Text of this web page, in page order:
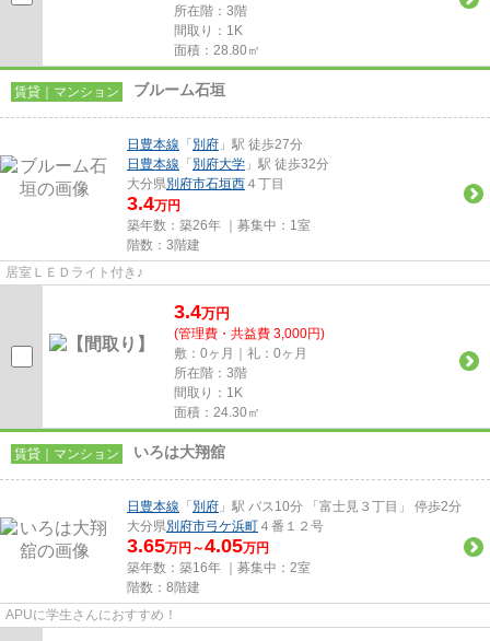
所在階：3階
間取り：1K
面積：28.80㎡
賃貸｜マンション ブルーム石垣
日豊本線 「 別府 」駅 徒歩27分
日豊本線 「 別府大学 」駅 徒歩32分
大分県別府市石垣西 ４丁目
3.4万円
築年数：築26年 ｜募集中： 1室
階数：3階建
居室ＬＥＤライト付き♪
3.4万円
(管理費・共益費 3,000円)
敷：0ヶ月｜礼：0ヶ月
所在階：3階
間取り：1K
面積：24.30㎡
賃貸｜マンション いろは大翔舘
日豊本線 「 別府 」駅 バス10分 「富士見３丁目」 停歩2分
大分県別府市弓ケ浜町 ４番１２号
3.65万円～4.05万円
築年数：築16年 ｜募集中： 2室
階数：8階建
APUに学生さんにおすすめ！